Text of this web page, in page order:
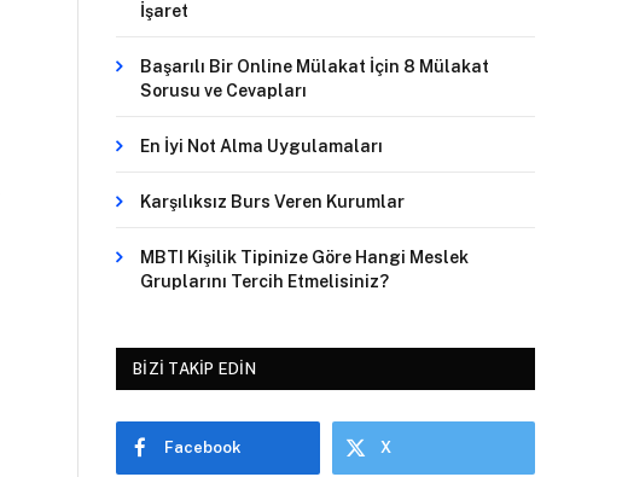
İşaret
Başarılı Bir Online Mülakat İçin 8 Mülakat
Sorusu ve Cevapları
En İyi Not Alma Uygulamaları
Karşılıksız Burs Veren Kurumlar
MBTI Kişilik Tipinize Göre Hangi Meslek
Gruplarını Tercih Etmelisiniz?
BIZI TAKIP EDIN
Facebook X